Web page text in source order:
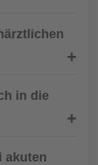
in die
akuten